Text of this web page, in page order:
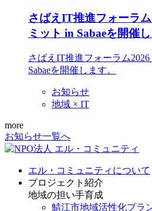
さばえIT推進フォーラ
ミット in Sabaeを開催し
さばえIT推進フォーラム
Sabaeを開催します。
お知らせ
地域 × IT
more
お知らせ一覧へ
エル・コミュニティについて
プロジェクト紹介
地域の担い手育成
鯖江市地域活性化プラ